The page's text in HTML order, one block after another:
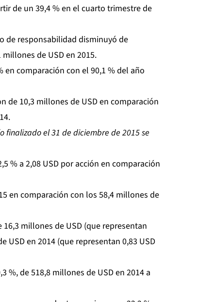
de un 39,4 % en el cuarto trimestre de
de responsabilidad disminuyó de
de USD en 2015.
comparación con el 90,1 % del año
de 10,3 millones de USD en comparación
finalizado el 31 de diciembre de 2015 se
% a 2,08 USD por acción en comparación
en comparación con los 58,4 millones de
millones de USD (que representan
USD en 2014 (que representan 0,83 USD
%, de 518,8 millones de USD en 2014 a